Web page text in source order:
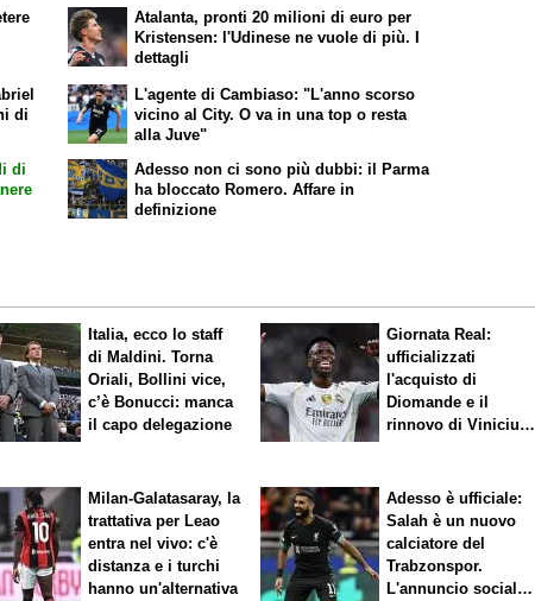
Atalanta, pronti 20 milioni di euro per
Kristensen: l'Udinese ne vuole di più. I
dettagli
di
di
L'agente di Cambiaso: "L'anno scorso
vicino al City. O va in una top o resta
alla Juve"
Adesso non ci sono più dubbi: il Parma
ha bloccato Romero. Affare in
definizione
Italia, ecco lo staff
di Maldini. Torna
Oriali, Bollini vice,
c’è Bonucci: manca
il capo delegazione
Giornata Real:
ufficializzati
l'acquisto di
Diomande e il
rinnovo di Vinicius.
Milan-Galatasaray, la
trattativa per Leao
entra nel vivo: c'è
distanza e i turchi
hanno un'alternativa
Adesso è ufficiale:
Salah è un nuovo
calciatore del
Trabzonspor.
L'annuncio social